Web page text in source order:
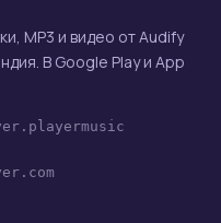
MP3 и видео от Audify
В Google Play и App